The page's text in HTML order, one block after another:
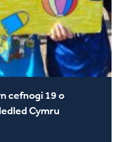
cefnogi 19 o
Cymru